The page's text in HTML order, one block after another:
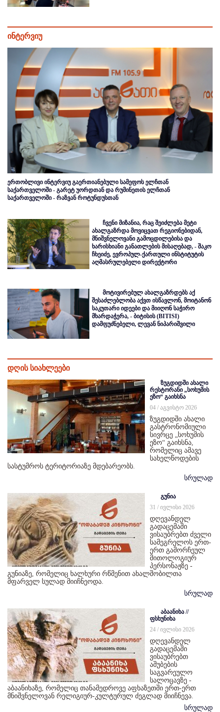
ინტერვიუ
ერთობლივი ინტერვიუ გაერთიანებული სამეფოს ელჩთან
საქართველოში - გარეტ უორდთან და რუმინეთის ელჩთან
საქართველოში - რაზვან როტუნდუსთან
ჩვენი მიზანია, რაც შეიძლება მეტი
ახალგაზრდა მოვიცვათ რეგიონებიდან,
მნიშვნელოვანი გამოცდილებისა და
ხარისხიანი განათლების მისაღებად, - შაკო
ჩხეიძე, ევროპულ-ქართული ინსტიტუტის
აღმასრულებელი დირექტორი
მოტივირებულ ახალგაზრდებს აქ
შესაძლებლობა აქვთ ისწავლონ, მოიტანონ
საკუთარი იდეები და მიიღონ საჭირო
მხარდაჭერა, - ბიტისის (BITISI)
დამფუძნებელი, ლევან ნიპარიშვილი
დღის სიახლეები
ზუგდიდში ახალი
რესტორანი „სოხუმის
ეზო“ გაიხსნა
04 / აგვისტო 2026
ზუგდიდში ახალი
გასტრონომიული
სივრცე „სოხუმის
ეზო“ გაიხსნა,
რომელიც ამავე
სახელწოდების
სასტუმროს ტერიტორიაზე მდებარეობს.
სრულად
გუნია
31 / ივლისი 2026
დღევანდელ
გადაცემაში
ვისაუბრებთ ძველი
სამეგრელოს ერთ-
ერთ გამორჩეულ
მითოლოგიურ
პერსონაჟზე -
გუნიაზე, რომელიც ხალხური რწმენით ახალშობილთა
მფარველ სულად მიიჩნეოდა.
სრულად
აბაანიხა //
ფსხუნიხა
24 / ივლისი 2026
დღევანდელ
გადაცემაში
ვისაუბრებთ
აშუბების
საგვარეულო
სალოცავზე -
აბაანიხაზე, რომელიც თანამედროვე აფხაზეთში ერთ-ერთ
მნიშვნელოვან რელიგიურ-კულტურულ ძეგლად მიიჩნევა.
სრულად